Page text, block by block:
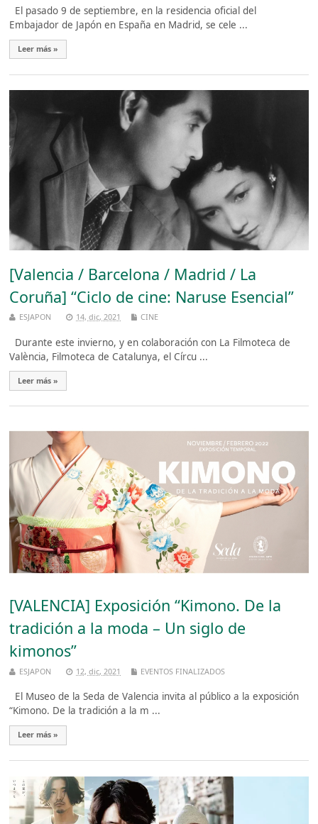
El pasado 9 de septiembre, en la residencia oficial del
Embajador de Japón en España en Madrid, se cele ...
Leer más »
[Valencia / Barcelona / Madrid / La
Coruña] “Ciclo de cine: Naruse Esencial”
ESJAPON 14, dic, 2021 CINE
Durante este invierno, y en colaboración con La Filmoteca de
València, Filmoteca de Catalunya, el Círcu ...
Leer más »
[VALENCIA] Exposición “Kimono. De la
tradición a la moda – Un siglo de
kimonos”
ESJAPON 12, dic, 2021 EVENTOS FINALIZADOS
El Museo de la Seda de Valencia invita al público a la exposición
“Kimono. De la tradición a la m ...
Leer más »